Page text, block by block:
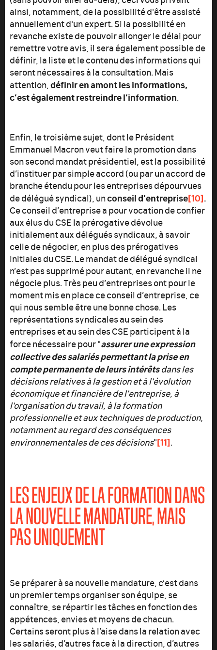
ainsi, notamment, de la possibilité d'être assisté
annuellement d'un expert. Si la possibilité en
revanche existe de pouvoir allonger le délai pour
remettre votre avis, il sera également possible de
définir, la liste et le contenu des informations qui
seront nécessaires à la consultation. Mais
attention, définir en amont les informations,
c’est également restreindre l’information.
Enfin, le troisième sujet, dont le Président
Emmanuel Macron veut faire la promotion dans
son second mandat présidentiel, est la possibilité
d’instituer par simple accord (ou par un accord de
branche étendu pour les entreprises dépourvues
de délégué syndical), unconseil d’entreprise[10].
Ce conseil d’entreprise a pour vocation de confier
aux élus du CSE la prérogative dévolue
initialement aux délégués syndicaux, à savoir
celle de négocier, en plus des prérogatives
initiales du CSE. Le mandat de délégué syndical
n’est pas supprimé pour autant, en revanche il ne
négocie plus. Très peu d’entreprises ont pour le
moment mis en place ce conseil d’entreprise, ce
qui nous semble être une bonne chose. Les
représentations syndicales au sein des
entreprises et au sein des CSE participent à la
force nécessaire pour "assurer une expression
collective des salariés permettant la prise en
compte permanente de leurs intérêtsdans les
décisions relatives à la gestion et à l'évolution
économique et financière de l'entreprise, à
l'organisation du travail, à la formation
professionnelle et aux techniques de production,
notamment au regard des conséquences
environnementales de ces décisions"[11].
LES ENJEUX DE LA FORMATION DANS
LA NOUVELLE MANDATURE, MAIS
PAS UNIQUEMENT
Se préparer à sa nouvelle mandature, c’est dans
un premier temps organiser son équipe, se
connaître, se répartir les tâches en fonction des
appétences, envies et moyens de chacun.
Certains seront plus à l’aise dans la relation avec
les salariés, d’autres face à la direction, d’autres